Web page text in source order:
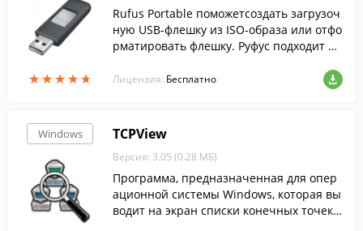
★★★★★
★★★★★
Rufus Portable поможетсоздать загрузоч
ную USB-флешку из ISO-образа или отфо
рматировать флешку. Руфус подходит дл
ает русский язык.
Лицензия: Бесплатно
Windows TCPView
Версия: 3.05 (0.28 МБ)
Программа, предназначенная для опер
ационной системы Windows, которая вы
водит на экран списки конечных точек в